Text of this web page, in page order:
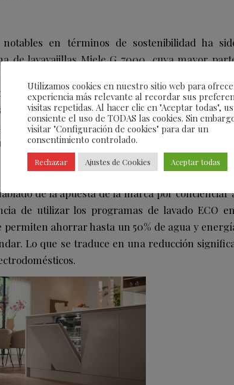
en términos de sostenibilidad ha
de lavavajillas Miele G 7000, cuya mayor
de eficiencia energética A. Entre las
se encuentran unos programas
eficiente y cuidadosa.
las botellas y las pajitas reutilizables se
bien.
de la apuesta de la marca por concienciar
de utilizar los programas de lavado ECO
permiten ahorrar hasta un 50% de agua y
Lo que se traduce en una reducción
Utilizamos cookies en nuestro sitio web para
experiencia más relevante al recordar sus
visitas repetidas. Al hacer clic en "Aceptar todas",
consiente el uso de TODAS las cookies. Sin
visitar "Configuración de cookies" para dar un
consentimiento controlado.
Rechazar Ajustes de Cookies Aceptar todas